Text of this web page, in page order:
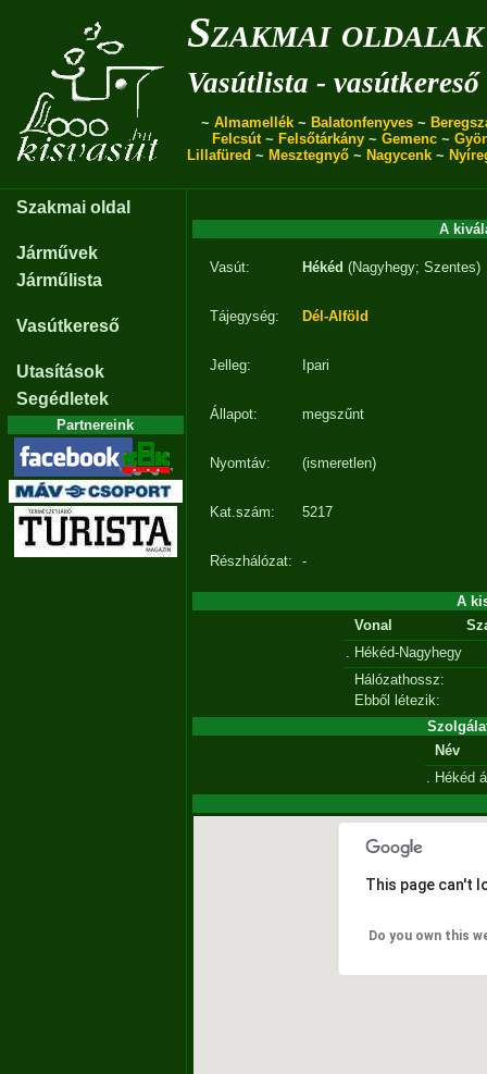
Szakmai oldalak
Vasútlista - vasútkereső
~ Almamellék ~ Balatonfenyves ~
Felcsút~ Felsőtárkány ~ Gemenc ~
Lillafüred ~ Mesztegnyő ~ Nagycenk ~
Szakmai oldal
Járművek
Járműlista
Vasútkereső
Utasítások
Segédletek
Partnereink
A
Vasút: Hékéd (Nagyhegy; Szentes)
Tájegység: Dél-Alföld
Jelleg: Ipari
Állapot: megszűnt
Nyomtáv: (ismeretlen)
Kat.szám: 5217
Részhálózat: -
A
Vonal
. Hékéd-Nagyhegy
Hálózathossz:
Ebből létezik:
Név
. Hékéd
This page can't
Do you own this